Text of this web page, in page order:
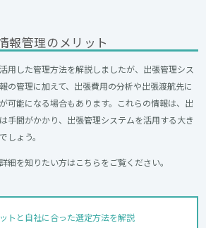
報管理のメリット
用した管理方法を解説しましたが、出張管理シス
の管理に加えて、 出張費用の分析や出張渡航先に
可能になる場合もあります。これらの情報は、出
手間がかかり、出張管理システムを活用する大き
しょう。
細を知りたい方はこちらをご覧ください。
トと自社に合った選定方法を解説